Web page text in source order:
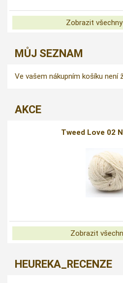
Zobrazit všechny
MŮJ SEZNAM
Ve vašem nákupním košíku není
AKCE
Tweed Love 02
Zobrazit
HEUREKA_RECENZE